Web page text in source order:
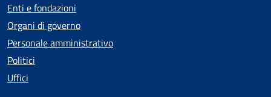
Enti e fondazioni
Organi di governo
Personale amministrativo
Politici
Uffici